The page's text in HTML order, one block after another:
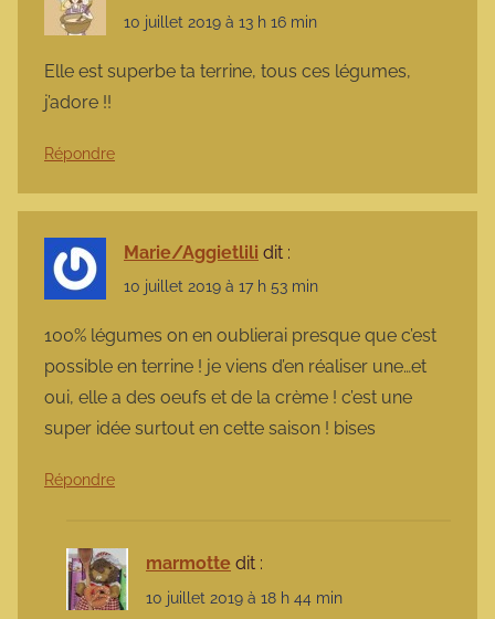
10 juillet 2019 à 13 h 16 min
Elle est superbe ta terrine, tous ces légumes,
j’adore !!
Répondre
Marie/Aggietlili dit :
10 juillet 2019 à 17 h 53 min
100% légumes on en oublierai presque que c’est
possible en terrine ! je viens d’en réaliser une…et
oui, elle a des oeufs et de la crème ! c’est une
super idée surtout en cette saison ! bises
Répondre
marmotte dit :
10 juillet 2019 à 18 h 44 min